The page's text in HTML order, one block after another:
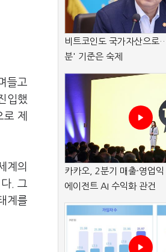
들고
입했
제
계의
. 그
계를
비트코인도 국가자산으로
분' 기준은 숙제
카카오, 2분기 매출·영업
에이전트 AI 수익화 관건